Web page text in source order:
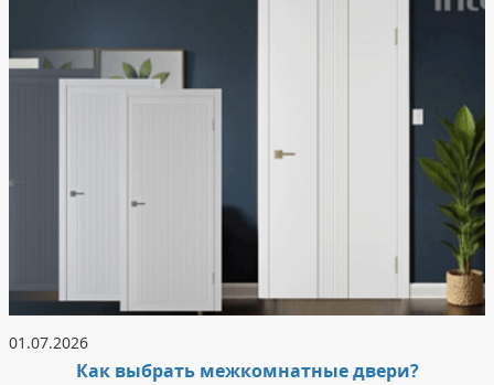
01.07.2026
Как выбрать межкомнатные двери?